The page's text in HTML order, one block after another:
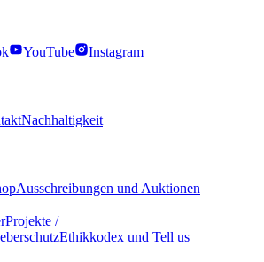
YouTube Instagram
Nachhaltigkeit
Ausschreibungen und Auktionen
Projekte /
Ethikkodex und Tell us